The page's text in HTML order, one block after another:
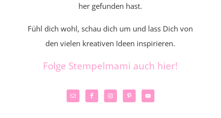
her gefunden hast.
Fühl dich wohl, schau dich um und lass Dich von
den vielen kreativen Ideen inspirieren.
Folge Stempelmami auch hier!